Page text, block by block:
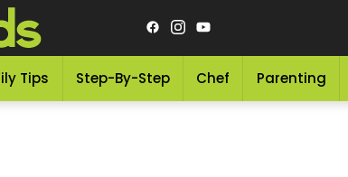
Tips Step-By-Step Chef Parenting